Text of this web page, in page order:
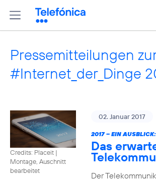
Pressemitteilungen
#Internet_der_Dinge
Credits: Placeit |
Montage, Auschnitt
bearbeitet
02. Januar 2017
2017 – EIN AUSBLICK:
Das
Der